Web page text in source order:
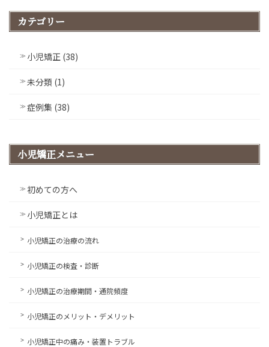
カテゴリー
小児矯正 (38)
未分類 (1)
症例集 (38)
小児矯正メニュー
初めての方へ
小児矯正とは
小児矯正の治療の流れ
小児矯正の検査・診断
小児矯正の治療期間・通院頻度
小児矯正のメリット・デメリット
小児矯正中の痛み・装置トラブル